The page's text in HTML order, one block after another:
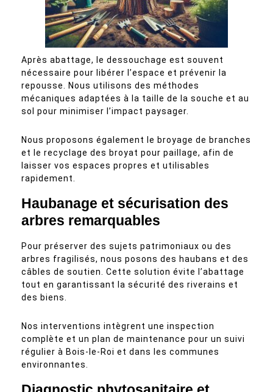
Après abattage, le dessouchage est souvent
nécessaire pour libérer l’espace et prévenir la
repousse. Nous utilisons des méthodes
mécaniques adaptées à la taille de la souche et au
sol pour minimiser l’impact paysager.
Nous proposons également le broyage de branches
et le recyclage des broyat pour paillage, afin de
laisser vos espaces propres et utilisables
rapidement.
Haubanage et sécurisation des
arbres remarquables
Pour préserver des sujets patrimoniaux ou des
arbres fragilisés, nous posons des haubans et des
câbles de soutien. Cette solution évite l’abattage
tout en garantissant la sécurité des riverains et
des biens.
Nos interventions intègrent une inspection
complète et un plan de maintenance pour un suivi
régulier à Bois-le-Roi et dans les communes
environnantes.